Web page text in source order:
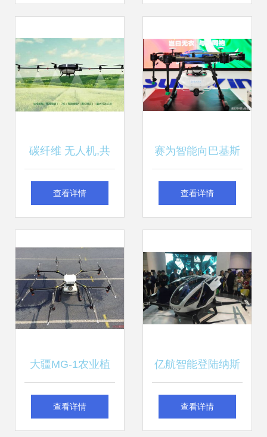
无人飞行器销售
碳纤维 无人机,共
建轻量化与智能化
查看详情
赛为智能向巴基斯
坦捐赠防疫灭蝗无
人飞行器销售新篇
章
查看详情
大疆MG-1农业植
保机上市 高性能与
查看详情
亿航智能登陆纳斯
达克 智能无人飞行
查看详情